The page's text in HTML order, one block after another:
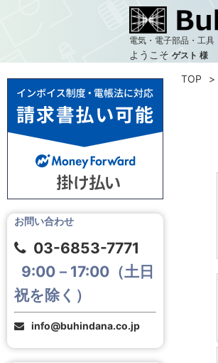
電気・電子部品・工
ようこそ ゲスト 様
お問い合わせ
03-6853-7771
9:00－17:00（土日
祝を除く）
info@buhindana.co.jp
TOP